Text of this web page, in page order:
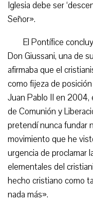
Iglesia debe ser
Señor».
El Pontífice
Don Giussani, una de
afirmaba que el
como fijeza de
Juan Pablo II en 2004,
de Comunión y
pretendí nunca fundar
movimiento que he
urgencia de proclamar
elementales del
hecho cristiano como
nada más».